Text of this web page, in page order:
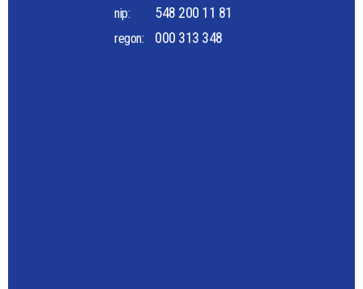
nip: 548 200 11 81
regon: 000 313 348